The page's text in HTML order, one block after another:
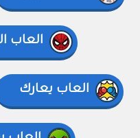
العاب
العاب يعارك